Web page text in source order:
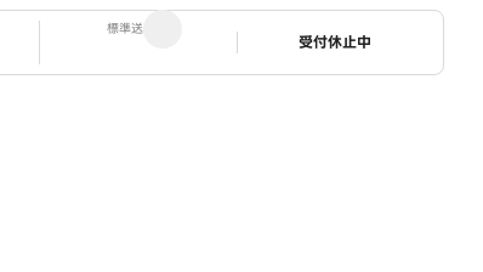
標準送料
ステータス
受付休止中